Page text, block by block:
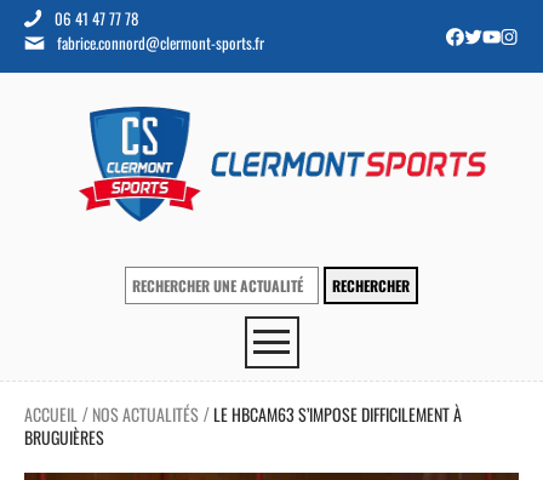
06 41 47 77 78
fabrice.connord@clermont-sports.fr
ACCUEIL / NOS ACTUALITÉS /LE HBCAM63 S’IMPOSE DIFFICILEMENT À
BRUGUIÈRES